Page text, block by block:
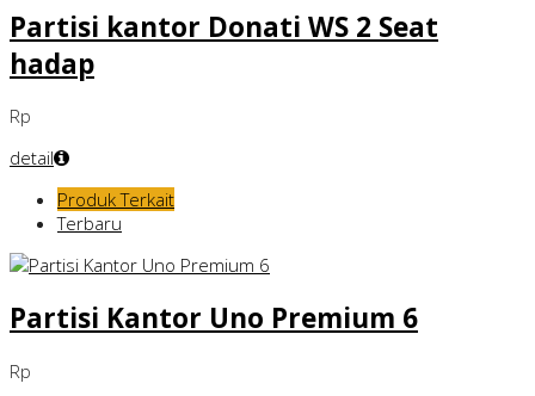
Partisi kantor Donati WS 2 Seat
hadap
Rp
detail
Produk Terkait
Terbaru
Partisi Kantor Uno Premium 6
Rp